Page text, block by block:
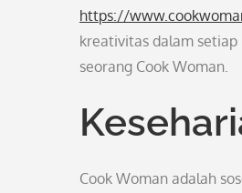
https://
kreativitas dalam
seorang Cook Woman.
Cook Woman adalah